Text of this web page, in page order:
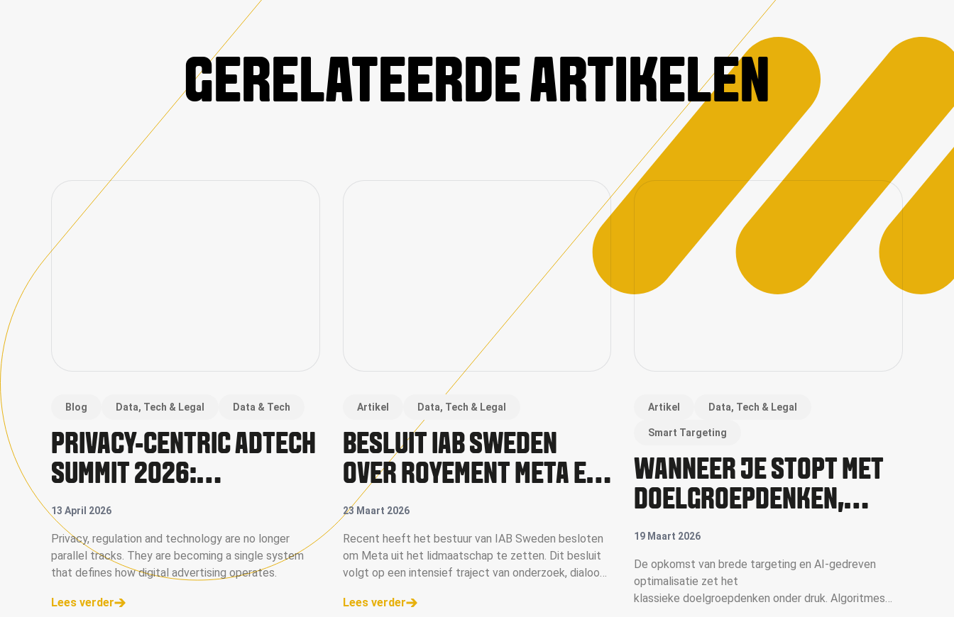
GERELATEERDE ARTIKELEN
Blog Data, Tech & Legal Data & Tech
PRIVACY-CENTRIC ADTECH
SUMMIT 2026:
REDEFINING DATA, VALUE
AND CONTROL IN DIGITAL
ADVERTISING
13 April 2026
Privacy, regulation and technology are no longer
parallel tracks. They are becoming a single system
that defines how digital advertising operates.
Lees verder
Artikel Data, Tech & Legal
BESLUIT IAB SWEDEN
OVER ROYEMENT META EN
BREDERE IMPLICATIES
VOOR DE DIGITALE
ADVERTENTIEKETEN
23 Maart 2026
Recent heeft het bestuur van IAB Sweden besloten
om Meta uit het lidmaatschap te zetten. Dit besluit
volgt op een intensief traject van onderzoek, dialoog
bestrijding van frauduleuze
Lees verder
Artikel Data, Tech & Legal
Smart Targeting
WANNEER JE STOPT MET
DOELGROEPDENKEN,
WORDT DE ENIGE TOETS
VAN JE OUTPUT: VIND ÍK
HET ZELF LEUK?"
19 Maart 2026
De opkomst van brede targeting en AI-gedreven
optimalisatie zet het
klassieke doelgroepdenken onder druk. Algoritmes